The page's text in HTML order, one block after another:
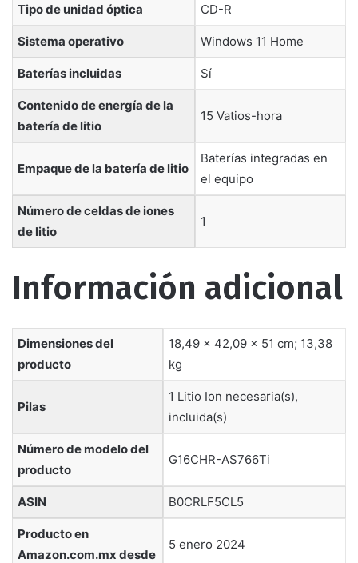
Tipo de unidad óptica ‎CD-R
Sistema operativo ‎Windows 11 Home
Baterías incluidas ‎Sí
Contenido de energía de la
batería de litio
‎15 Vatios-hora
Empaque de la batería de litio
‎Baterías integradas en
el equipo
Número de celdas de iones
de litio
‎1
Información adicional
Dimensiones del
producto
18,49 x 42,09 x 51 cm; 13,38
kg
Pilas
1 Litio Ion necesaria(s),
incluida(s)
Número de modelo del
producto
G16CHR-AS766Ti
ASIN B0CRLF5CL5
Producto en
Amazon.com.mx desde
5 enero 2024